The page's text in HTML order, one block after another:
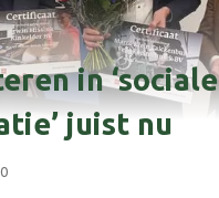
in ‘sociale
juist nu